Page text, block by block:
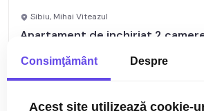
Sibiu, Mihai Viteazul
Apartament de inchiriat 2
2 cam
Consimţământ Despre
Acest site utilizează cookie-